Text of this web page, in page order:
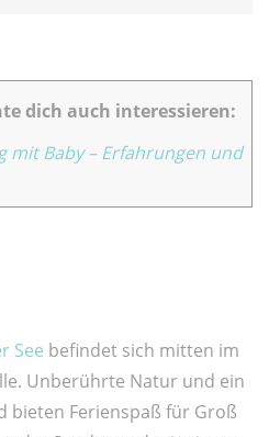
dich auch interessieren:
mit Baby – Erfahrungen und
See befindet sich mitten im
Unberührte Natur und ein
bieten Ferienspaß für Groß